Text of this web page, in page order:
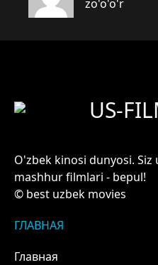
zo'o'o'r
US-
O'zbek kinosi dunyosi.
mashhur filmlari - bepul!
© best uzbek movies
ГЛАВНАЯ
Главная